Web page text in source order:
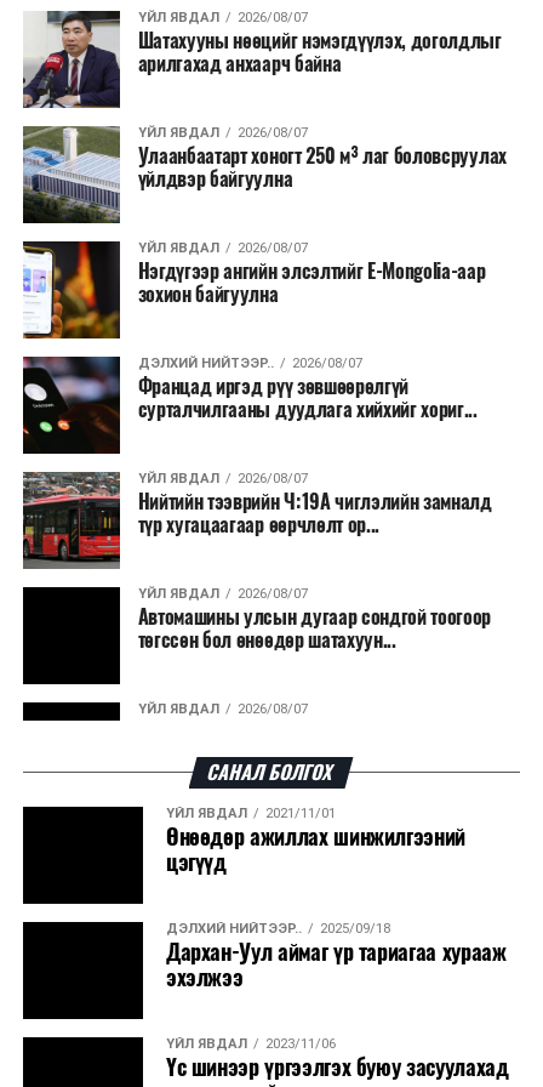
хэлбэрээр хэрэгжүүлэхээр тусгажээ.
Лаг хатаах, шатаах технологи нь бохир ус цэвэрлэх
байгууламжаас гардаг лагийг байгаль орчинд аюулгүй
аргаар боловсруулж, эзлэхүүнийг эрс бууруулах
зориулалттай. Лагийг өндөр температурт шатааснаар
эзлэхүүн нь 90 хүртэл хувиар буурч, бактери, вирус
болон бусад өвчин үүсгэгч бичил биетнийг устгах
боломжтой.
Түүнчлэн шаталтын явцад үүсэх дулааныг цахилгаан
болон дулааны эрчим хүч үйлдвэрлэхэд ашиглаж
болдог. Зарим технологийн хувьд шаталтын дараа
үлдэх үнснээс фосфор зэрэг ашигт эрдсийг сэргээн
авах боломжтой аж.
Япон, Герман, Швейцар, Нидерланд, Өмнөд Солонгос
зэрэг улс лаг хатаах, шатаах технологийг ашиглаж
байна. Тухайлбал, Германд лаг шатаах үйлдвэрээс
гарсан үнснээс фосфор сэргээн авах технологи
ашигладаг бол Нидерландад төвлөрсөн лаг
боловсруулах үйлдвэрүүдээр дулаан, цахилгаан
эрчим хүч үйлдвэрлэдэг.
Ийнхүү лаг хатаах, шатаах технологийг лагийн
үйлдвэрлэх, нөөцийг дахин ашиглах чиглэлээр олон
улсад өргөн ашиглаж байна.
ҮЙЛ ЯВДАЛ 2026/08/07
Шатахууны нөөцийг нэмэгдүүлэх, доголдлыг
арилгахад анхаарч байна
ҮЙЛ ЯВДАЛ 2026/08/07
Улаанбаатарт хоногт 250 м³ лаг боловсруулах
үйлдвэр байгуулна
ҮЙЛ ЯВДАЛ 2026/08/07
Нэгдүгээр ангийн элсэлтийг E-Mongolia-аар
зохион байгуулна
ДЭЛХИЙ НИЙТЭЭР.. 2026/08/07
Францад иргэд рүү зөвшөөрөлгүй
сурталчилгааны дуудлага хийхийг хориг...
ҮЙЛ ЯВДАЛ 2026/08/07
Нийтийн тээврийн Ч:19А чиглэлийн замналд
түр хугацаагаар өөрчлөлт ор...
ҮЙЛ ЯВДАЛ 2026/08/07
Автомашины улсын дугаар сондгой тоогоор
төгссөн бол өнөөдөр шатахуун...
ҮЙЛ ЯВДАЛ 2026/08/07
ДЭЛХИЙ НИЙТЭЭР..
“Уралдронзавод” компанийн ерөнхий
захирлын автомашиныг дэлбэлжээ...
ҮЙЛ ЯВДАЛ 2026/08/06
Сүхбаатар боомтоор тав хоногт 10 мянга гаруй
тонн АИ-92 автобензин и...
ДЭЛХИЙ НИЙТЭЭР.. 2026/08/06
Вашингтон мужийн ой хээрийн түймрийг
САНАЛ БОЛГОХ
ҮЙЛ ЯВДАЛ 2021/11/01
Өнөөдөр ажиллах шинжилгээний
цэгүүд
ДЭЛХИЙ НИЙТЭЭР.. 2025/09/18
Дархан-Уул аймаг үр тариагаа хурааж
эхэлжээ
ҮЙЛ ЯВДАЛ 2023/11/06
Үс шинээр үргээлгэх буюу засуулахад